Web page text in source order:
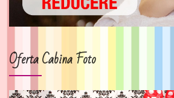
Oferta Cabina Foto